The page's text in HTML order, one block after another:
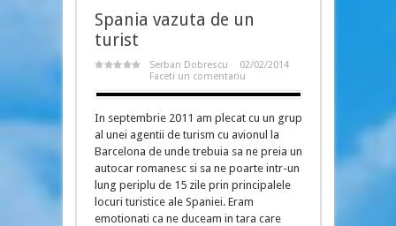
Spania vazuta de un
turist
Serban Dobrescu
02/02/2014
Faceti un comentariu
In septembrie 2011 am plecat cu un grup
al unei agentii de turism cu avionul la
Barcelona de unde trebuia sa ne preia un
autocar romanesc si sa ne poarte intr-un
lung periplu de 15 zile prin principalele
locuri turistice ale Spaniei. Eram
emotionati ca ne duceam in tara care